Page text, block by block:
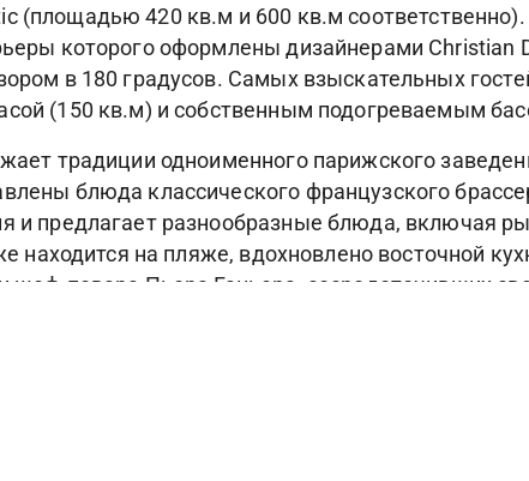
(площадью 420 кв.м и 600 кв.м
которого оформлены дизайнерами Christian
в 180 градусов. Самых взыскательных
(150 кв.м) и собственным подогреваемым
традиции одноименного парижского
блюда классического французского
и предлагает разнообразные блюда, включая
находится на пляже, вдохновлено восточной
шеф-повара Пьера Ганьера, сосредоточивших